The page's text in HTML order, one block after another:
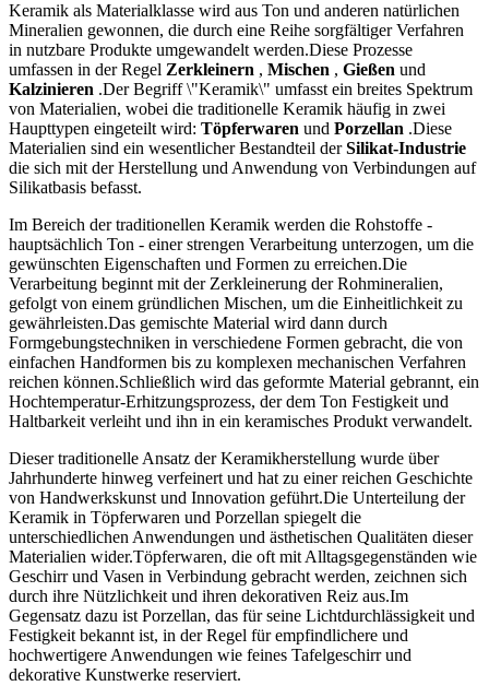
Keramik als Materialklasse wird aus Ton und anderen natürlichen
Mineralien gewonnen, die durch eine Reihe sorgfältiger Verfahren
in nutzbare Produkte umgewandelt werden.Diese Prozesse
umfassen in der Regel Zerkleinern , Mischen , Gießen und
Kalzinieren .Der Begriff \"Keramik\" umfasst ein breites Spektrum
von Materialien, wobei die traditionelle Keramik häufig in zwei
Haupttypen eingeteilt wird: Töpferwaren und Porzellan .Diese
Materialien sind ein wesentlicher Bestandteil derSilikat-Industrie
die sich mit der Herstellung und Anwendung von Verbindungen auf
Silikatbasis befasst.
Im Bereich der traditionellen Keramik werden die Rohstoffe -
hauptsächlich Ton - einer strengen Verarbeitung unterzogen, um die
gewünschten Eigenschaften und Formen zu erreichen.Die
Verarbeitung beginnt mit der Zerkleinerung der Rohmineralien,
gefolgt von einem gründlichen Mischen, um die Einheitlichkeit zu
gewährleisten.Das gemischte Material wird dann durch
Formgebungstechniken in verschiedene Formen gebracht, die von
einfachen Handformen bis zu komplexen mechanischen Verfahren
reichen können.Schließlich wird das geformte Material gebrannt, ein
Hochtemperatur-Erhitzungsprozess, der dem Ton Festigkeit und
Haltbarkeit verleiht und ihn in ein keramisches Produkt verwandelt.
Dieser traditionelle Ansatz der Keramikherstellung wurde über
Jahrhunderte hinweg verfeinert und hat zu einer reichen Geschichte
von Handwerkskunst und Innovation geführt.Die Unterteilung der
Keramik in Töpferwaren und Porzellan spiegelt die
unterschiedlichen Anwendungen und ästhetischen Qualitäten dieser
Materialien wider.Töpferwaren, die oft mit Alltagsgegenständen wie
Geschirr und Vasen in Verbindung gebracht werden, zeichnen sich
durch ihre Nützlichkeit und ihren dekorativen Reiz aus.Im
Gegensatz dazu ist Porzellan, das für seine Lichtdurchlässigkeit und
Festigkeit bekannt ist, in der Regel für empfindlichere und
hochwertigere Anwendungen wie feines Tafelgeschirr und
dekorative Kunstwerke reserviert.